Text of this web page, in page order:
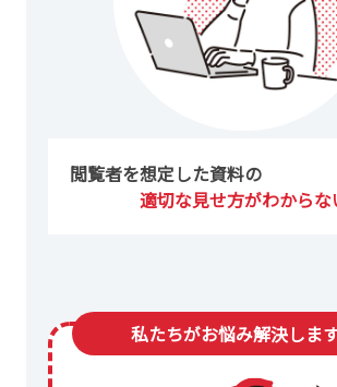
閲覧者を想定した資料の
適切な見せ方がわからな
私たちがお悩み解決しま